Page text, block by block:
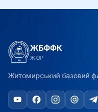
ЖБФФК
ЖОР
Житомирський базовий